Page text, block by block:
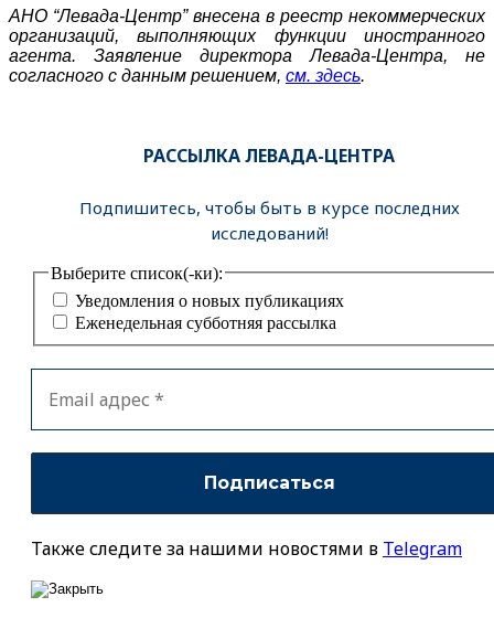
АНО “Левада-Центр” внесена в реестр некоммерческих
организаций, выполняющих функции иностранного
агента. Заявление директора Левада-Центра, не
согласного с данным решением, см. здесь.
РАССЫЛКА ЛЕВАДА-ЦЕНТРА
Подпишитесь, чтобы быть в курсе последних
исследований!
Выберите список(-ки):
Уведомления о новых публикациях
Еженедельная субботняя рассылка
Также следите за нашими новостями в Telegram